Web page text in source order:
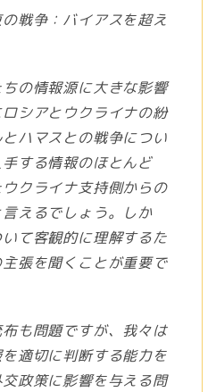
戦争：バイアスを超え
の情報源に大きな影響
シアとウクライナの紛
ハマスとの戦争につい
する情報のほとんど
クライナ支持側からの
えるでしょう。しか
て客観的に理解するた
張を聞くことが重要で
も問題ですが、我々は
適切に判断する能力を
政策に影響を与える問